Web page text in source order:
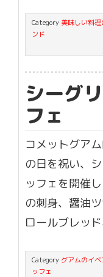
Category 美味しい料
ンド
シーグ
フェ
コメットグア
の日を祝い、
ッフェを開催
の刺身、醤油
ロールブレッ
Category グアムのイベ
ッフェ